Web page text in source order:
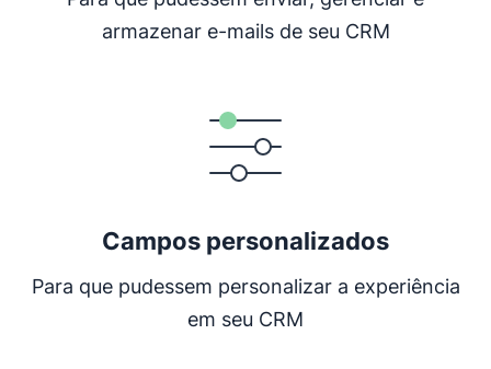
armazenar e-mails de seu CRM
Campos personalizados
Para que pudessem personalizar a experiência
em seu CRM